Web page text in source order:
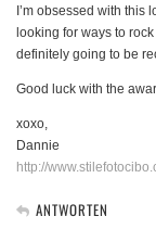
I’m obsessed with this
looking for ways to
definitely going to be
Good luck with the
xoxo,
Dannie
http://
ANTWORTEN